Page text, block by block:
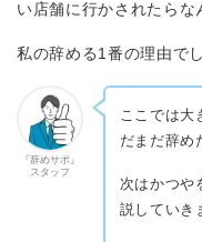
い店舗に行かされたらな
私の辞める1番の理由でし
『辞めサポ』
スタッフ
ここでは大
だまだ辞め
次はかつや
説していき